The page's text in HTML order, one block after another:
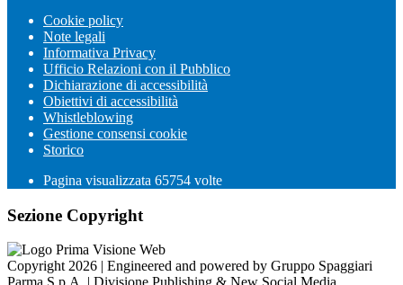
Cookie policy
Note legali
Informativa Privacy
Ufficio Relazioni con il Pubblico
Dichiarazione di accessibilità
Obiettivi di accessibilità
Whistleblowing
Gestione consensi cookie
Storico
Pagina visualizzata 65754 volte
Sezione Copyright
Copyright 2026 | Engineered and powered by Gruppo Spaggiari